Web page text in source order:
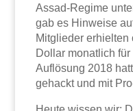
Assad-Regime
gab es Hinweise
Mitglieder
Dollar monatlich
Auflösung 2018
gehackt und mit